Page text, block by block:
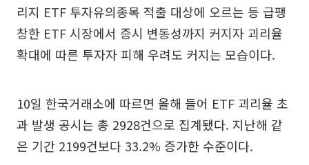
리지 ETF 투자유의종목 적출 대상에 오르는 등 급팽
창한 ETF 시장에서 증시 변동성까지 커지자 괴리율
확대에 따른 투자자 피해 우려도 커지는 모습이다.
10일 한국거래소에 따르면 올해 들어 ETF 괴리율 초
과 발생 공시는 총 2928건으로 집계됐다. 지난해 같
은 기간 2199건보다 33.2% 증가한 수준이다.